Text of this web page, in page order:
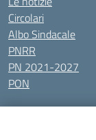
Circolari
Albo Sindacale
PNRR
PN 2021-2027
PON
Tutti gli argomenti